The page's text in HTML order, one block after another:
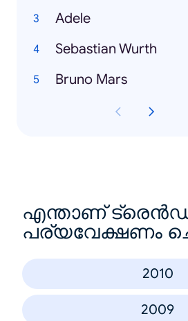
Adele
Sebastian Wurth
Bruno Mars
എന്താണ്
പര്യവേക്ഷണം
2010
2009